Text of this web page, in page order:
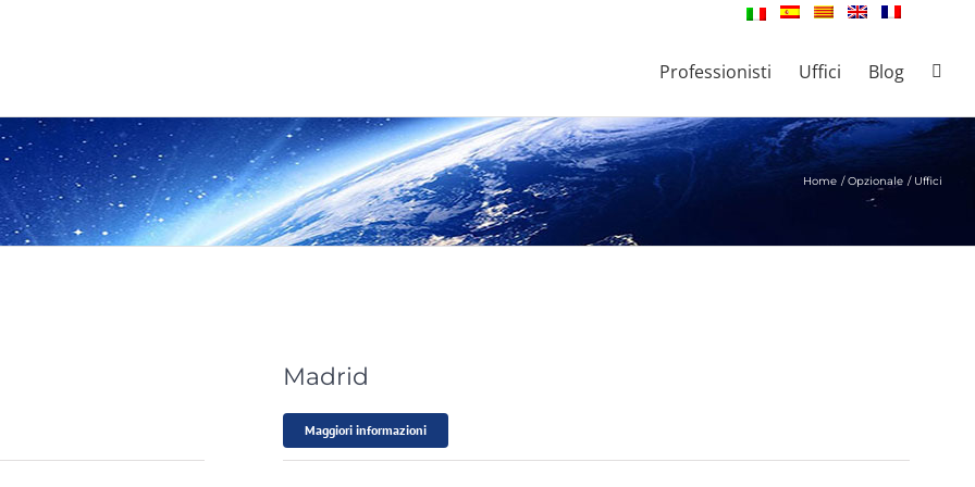
Professionisti Uffici Blog
Home Opzionale Uffici
Madrid
Maggiori informazioni